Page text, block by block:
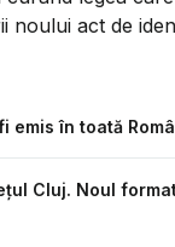
noului act de
emis în toată
Cluj. Noul